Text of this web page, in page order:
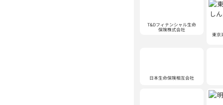
T&Dフィナンシャル生命
保険株式会社
東京
日本生命保険相互会社